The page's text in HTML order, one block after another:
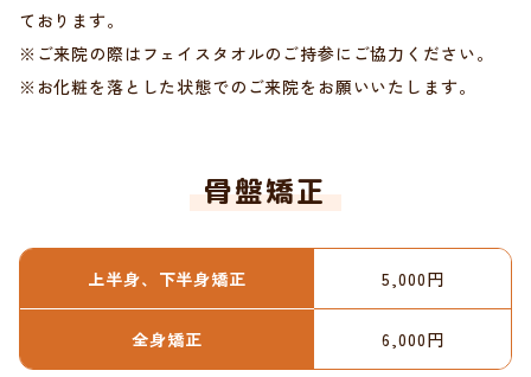
ております。
※ご来院の際はフェイスタオルのご持参にご協力ください。
※お化粧を落とした状態でのご来院をお願いいたします。
骨盤矯正
上半身、下半身矯正 5,000円
全身矯正 6,000円